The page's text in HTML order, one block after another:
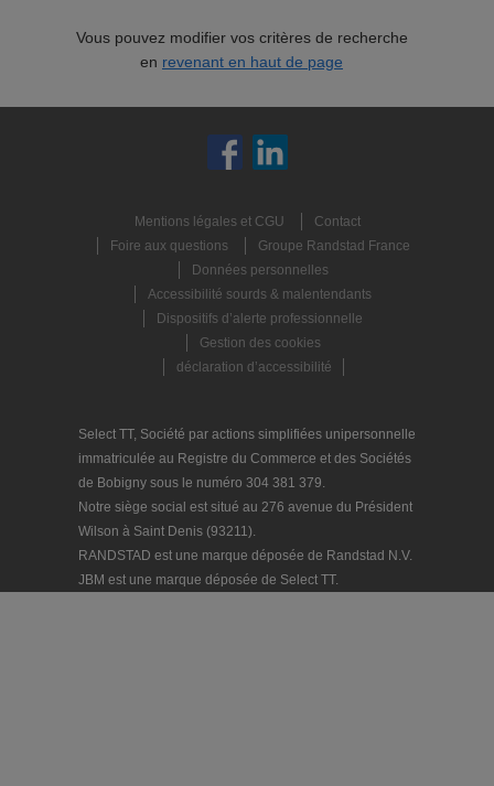
Vous pouvez modifier vos critères de recherche
en revenant en haut de page
Mentions légales et CGU
Contact
Foire aux questions
Groupe Randstad France
Données personnelles
Accessibilité sourds & malentendants
Dispositifs d’alerte professionnelle
Gestion des cookies
déclaration d’accessibilité
Select TT, Société par actions simplifiées unipersonnelle
immatriculée au Registre du Commerce et des Sociétés
de Bobigny sous le numéro 304 381 379.
Notre siège social est situé au 276 avenue du Président
Wilson à Saint Denis (93211).
RANDSTAD est une marque déposée de Randstad N.V.
JBM est une marque déposée de Select TT.